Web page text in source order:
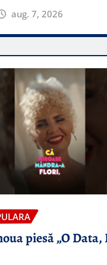
aug. 7, 2026
piesă „O Data,